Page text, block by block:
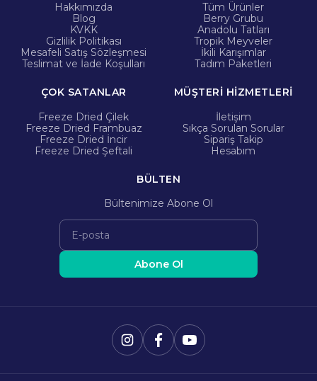
Hakkımızda
Blog
KVKK
Gizlilik Politikası
Mesafeli Satış Sözleşmesi
Teslimat ve İade Koşulları
Tüm Ürünler
Berry Grubu
Anadolu Tatları
Tropik Meyveler
İkili Karışımlar
Tadım Paketleri
ÇOK SATANLAR
Freeze Dried Çilek
Freeze Dried Frambuaz
Freeze Dried İncir
Freeze Dried Şeftali
MÜŞTERİ HİZMETLERİ
İletişim
Sıkça Sorulan Sorular
Sipariş Takip
Hesabım
BÜLTEN
Bültenimize Abone Ol
Abone Ol